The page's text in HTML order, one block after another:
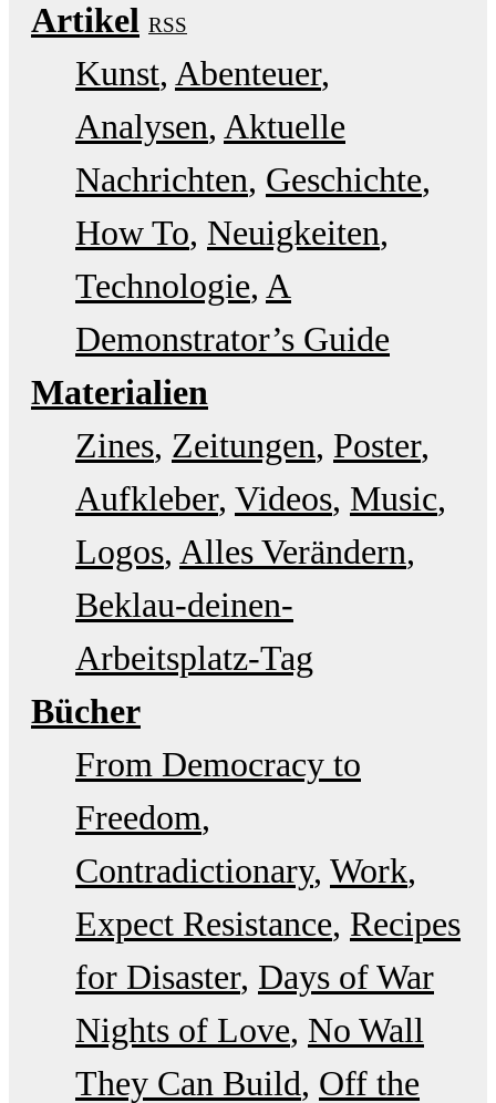
Artikel RSS
Kunst Abenteuer
Analysen Aktuelle
Nachrichten Geschichte
How To Neuigkeiten
Technologie A
Demonstrator’s Guide
Materialien
Zines Zeitungen Poster
Aufkleber Videos Music
Logos Alles Verändern
Beklau-deinen-
Arbeitsplatz-Tag
Bücher
From Democracy to
Freedom
Contradictionary Work
Expect Resistance Recipes
for Disaster Days of War
Nights of Love No Wall
They Can Build Off the